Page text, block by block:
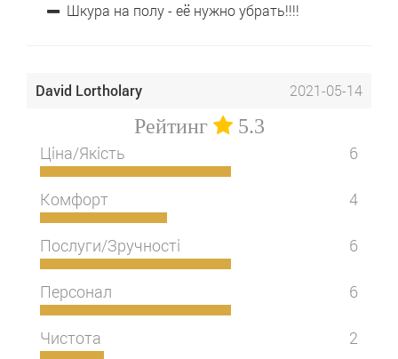
Шкура на полу - её нужно убрать!!!!
David Lortholary 2021-05-14
Рейтинг 5.3
Ціна/Якість 6
Комфорт 4
Послуги/Зручності 6
Персонал 6
Чистота 2